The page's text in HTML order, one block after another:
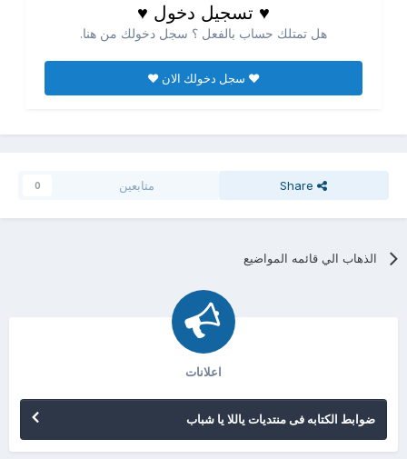
♥ تسجيل دخول ♥
هل تمتلك حساب بالفعل ؟ سجل دخولك من هنا.
♥ سجل دخولك الان ♥
Share متابعين 0
الذهاب الي قائمه المواضيع
اعلانات
ضوابط الكتابه فى منتديات ياللا يا شباب